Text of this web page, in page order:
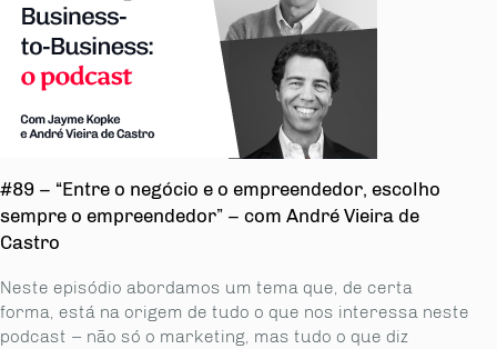
#89 – “Entre o negócio e o empreendedor, escolho
sempre o empreendedor” – com André Vieira de
Castro
Neste episódio abordamos um tema que, de certa
forma, está na origem de tudo o que nos interessa neste
podcast – não só o marketing, mas tudo o que diz